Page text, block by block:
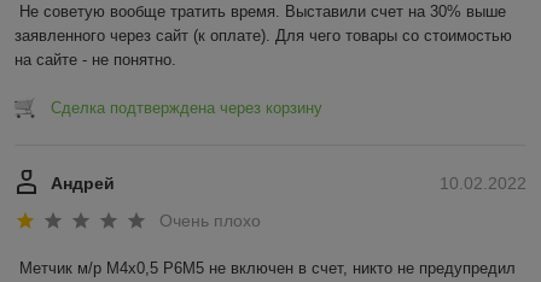
Не советую вообще тратить время. Выставили счет на 30% выше
заявленного через сайт (к оплате). Для чего товары со стоимостью
на сайте - не понятно.
Сделка подтверждена через корзину
10.02.2022
Андрей
Очень плохо
Метчик м/р М4х0,5 Р6М5 не включен в счет, никто не предупредил